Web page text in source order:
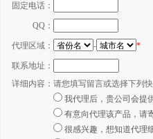
固定电话：
QQ：
代理区域： - *
联系地址：
详细内容： 请您填写留言或选择下列快
我代理后，贵公司会提
有意向代理该产品，请
很感兴趣，想知道代理